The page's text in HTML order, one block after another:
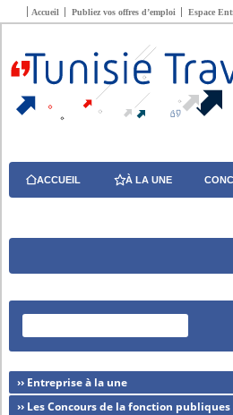
Accueil Publiez vos offres d’emploi Espace
ACCUEIL À LA UNE
›› Entreprise à la une
›› Les Concours de la fonction publiques